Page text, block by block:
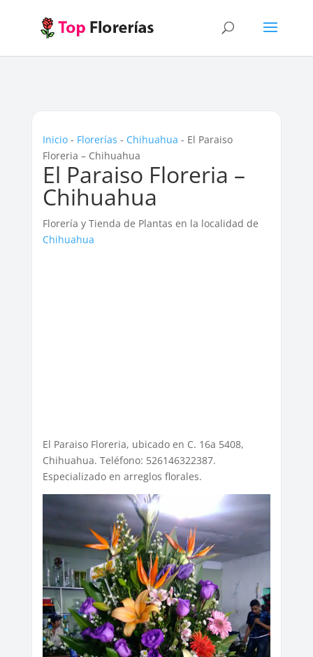
Inicio- Florerías - Chihuahua - El Paraiso
Floreria – Chihuahua
El Paraiso Floreria –
Chihuahua
Florería y Tienda de Plantas en la localidad de
Chihuahua
El Paraiso Floreria, ubicado en C. 16a 5408,
Chihuahua. Teléfono: 526146322387.
Especializado en arreglos florales.